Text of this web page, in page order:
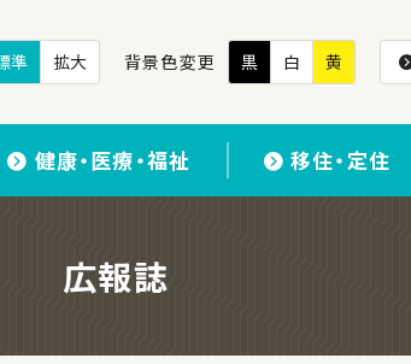
準 拡大 背景色変更 黒 白 黄
健康・医療・福祉 移住・定住
広報誌